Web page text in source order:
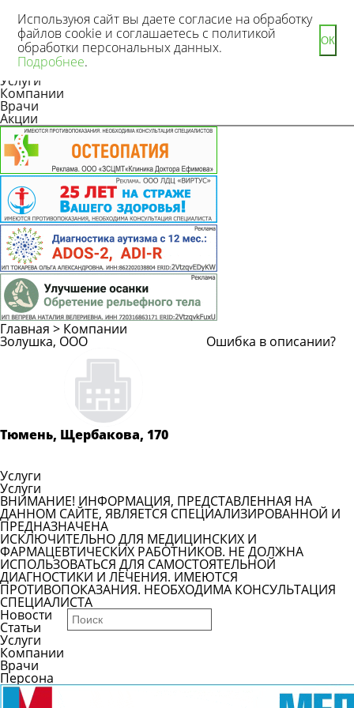
Новости
Статьи
Услуги
Компании
Врачи
Акции
Главная > Компании
Золушка, ООО
Тюмень, Щербакова, 170
Услуги
Ошибка в описании?
Услуги
ВНИМАНИЕ! ИНФОРМАЦИЯ, ПРЕДСТАВЛЕННАЯ НА
ДАННОМ САЙТЕ, ЯВЛЯЕТСЯ СПЕЦИАЛИЗИРОВАННОЙ И
ПРЕДНАЗНАЧЕНА
ИСКЛЮЧИТЕЛЬНО ДЛЯ МЕДИЦИНСКИХ И
ФАРМАЦЕВТИЧЕСКИХ РАБОТНИКОВ. НЕ ДОЛЖНА
ИСПОЛЬЗОВАТЬСЯ ДЛЯ САМОСТОЯТЕЛЬНОЙ
ДИАГНОСТИКИ И ЛЕЧЕНИЯ. ИМЕЮТСЯ
ПРОТИВОПОКАЗАНИЯ. НЕОБХОДИМА КОНСУЛЬТАЦИЯ
СПЕЦИАЛИСТА
Новости
Статьи
Услуги
Компании
Врачи
Персона
Используюя сайт вы даете согласие на обработку
файлов cookie и соглашаетесь с политикой
обработки персональных данных.
Подробнее.
ОК